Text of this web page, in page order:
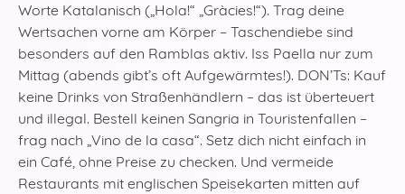
Worte Katalanisch („Hola!“ „Gràcies!“). Trag deine
Wertsachen vorne am Körper – Taschendiebe sind
besonders auf den Ramblas aktiv. Iss Paella nur zum
Mittag (abends gibt’s oft Aufgewärmtes!). DON’Ts: Kauf
keine Drinks von Straßenhändlern – das ist überteuert
und illegal. Bestell keinen Sangria in Touristenfallen –
frag nach „Vino de la casa“. Setz dich nicht einfach in
ein Café, ohne Preise zu checken. Und vermeide
Restaurants mit englischen Speisekarten mitten auf